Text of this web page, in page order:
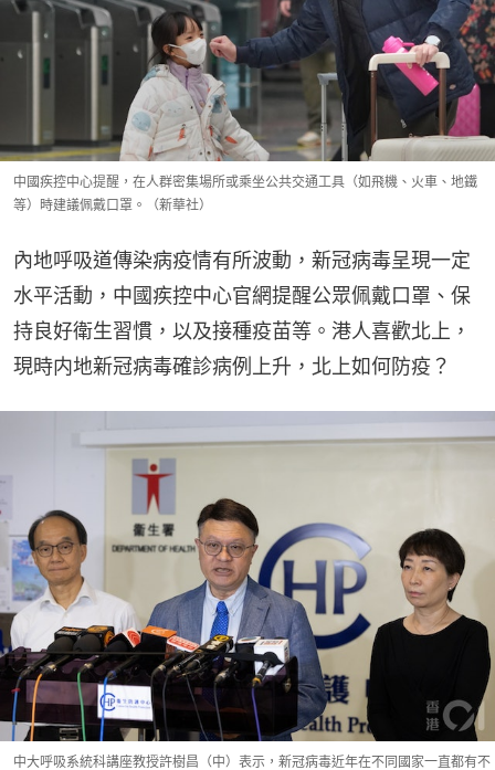
中國疾控中心提醒，在人群密集場所或乘坐公共交通工具（如飛機、火車、地鐵
等）時建議佩戴口罩。（新華社）
內地呼吸道傳染病疫情有所波動，新冠病毒呈現一定
水平活動，中國疾控中心官網提醒公眾佩戴口罩、保
持良好衛生習慣，以及接種疫苗等。港人喜歡北上，
現時内地新冠病毒確診病例上升，北上如何防疫？
中大呼吸系統科講座教授許樹昌（中）表示，新冠病毒近年在不同國家一直都有不